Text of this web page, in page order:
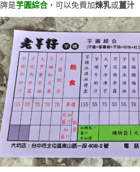
牌是芋圓綜合 ，可以免費加煉乳或薑汁